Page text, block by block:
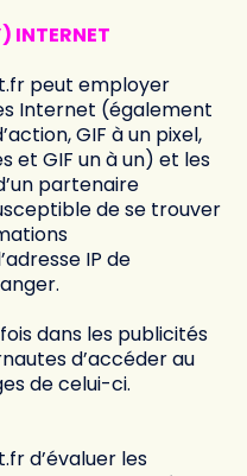
INTERNET
peut employer
Internet (également
GIF à un pixel,
et GIF un à un) et les
partenaire
de se trouver
IP de
dans les publicités
d’accéder au
de celui-ci.
d’évaluer les